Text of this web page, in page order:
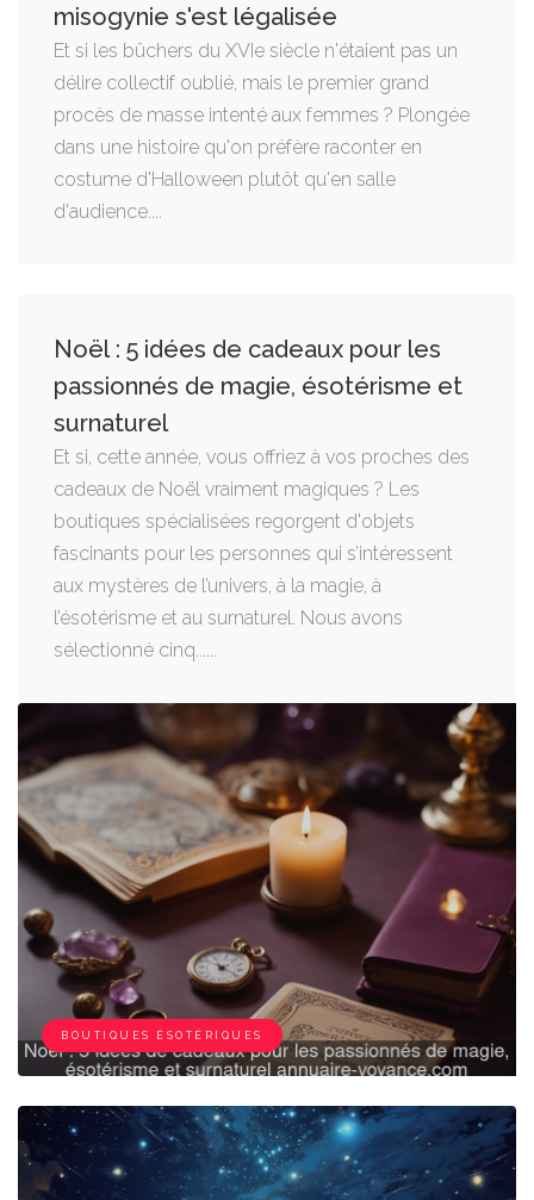
misogynie s'est légalisée
Et si les bûchers du XVIe siècle n'étaient pas un
délire collectif oublié, mais le premier grand
procès de masse intenté aux femmes ? Plongée
dans une histoire qu'on préfère raconter en
costume d'Halloween plutôt qu'en salle
d'audience....
Noël : 5 idées de cadeaux pour les
passionnés de magie, ésotérisme et
surnaturel
Et si, cette année, vous offriez à vos proches des
cadeaux de Noël vraiment magiques ? Les
boutiques spécialisées regorgent d'objets
fascinants pour les personnes qui s’intéressent
aux mystères de l’univers, à la magie, à
l’ésotérisme et au surnaturel. Nous avons
sélectionné cinq......
BOUTIQUES ÉSOTÉRIQUES